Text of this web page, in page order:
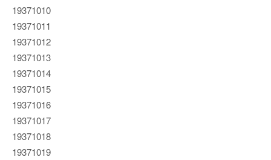
19371010
19371011
19371012
19371013
19371014
19371015
19371016
19371017
19371018
19371019